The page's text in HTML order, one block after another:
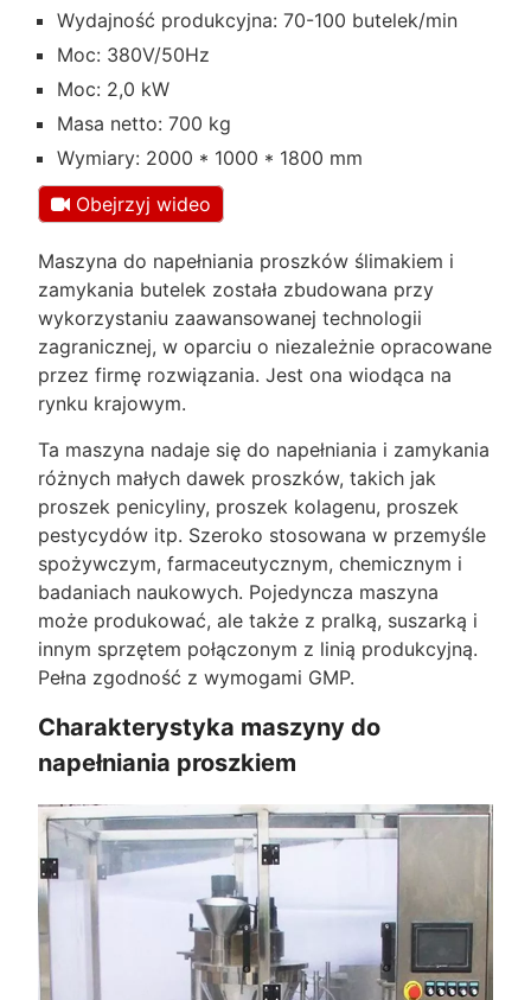
Wydajność produkcyjna: 70-100 butelek/min
Moc: 380V/50Hz
Moc: 2,0 kW
Masa netto: 700 kg
Wymiary: 2000 * 1000 * 1800 mm
Obejrzyj wideo
Maszyna do napełniania proszków ślimakiem i
zamykania butelek została zbudowana przy
wykorzystaniu zaawansowanej technologii
zagranicznej, w oparciu o niezależnie opracowane
przez firmę rozwiązania. Jest ona wiodąca na
rynku krajowym.
Ta maszyna nadaje się do napełniania i zamykania
różnych małych dawek proszków, takich jak
proszek penicyliny, proszek kolagenu, proszek
pestycydów itp. Szeroko stosowana w przemyśle
spożywczym, farmaceutycznym, chemicznym i
badaniach naukowych. Pojedyncza maszyna
może produkować, ale także z pralką, suszarką i
innym sprzętem połączonym z linią produkcyjną.
Pełna zgodność z wymogami GMP.
Charakterystyka maszyny do
napełniania proszkiem